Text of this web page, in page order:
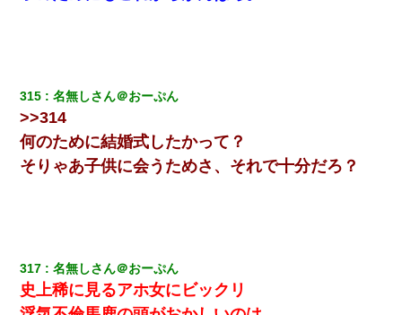
315 名無しさん＠おーぷん
>>314
何のために結婚式したかって？
そりゃあ子供に会うためさ、それで十分だろ？
317 名無しさん＠おーぷん
史上稀に見るアホ女にビックリ